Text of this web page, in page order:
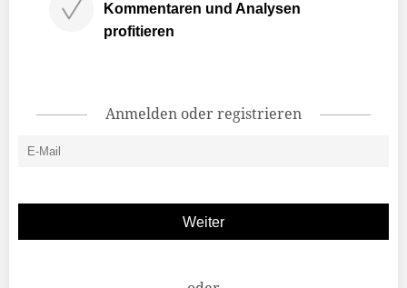
Kommentaren und Analysen
profitieren
Anmelden oder registrieren